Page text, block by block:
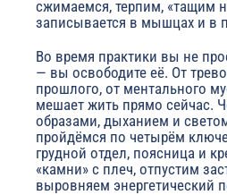
сжимаемся, терпим, «тащим
записывается в мышцах и в
Во время практики вы не
— вы освободите её. От
прошлого, от ментального
мешает жить прямо сейчас.
образами, дыханием и
пройдёмся по четырём
грудной отдел, поясница и
«камни» с плеч, отпустим
выровняем энергетический